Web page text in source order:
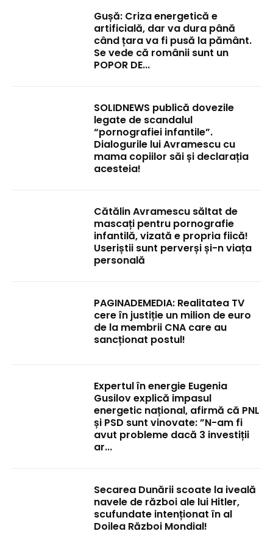
Gușă: Criza energetică e
artificială, dar va dura până
când țara va fi pusă la pământ.
Se vede că românii sunt un
POPOR DE...
SOLIDNEWS publică dovezile
legate de scandalul
“pornografiei infantile”.
Dialogurile lui Avramescu cu
mama copiilor săi și declarația
acesteia!
Cătălin Avramescu săltat de
mascați pentru pornografie
infantilă, vizată e propria fiică!
Useriștii sunt perverși și-n viața
personală
PAGINADEMEDIA: Realitatea TV
cere în justiție un milion de euro
de la membrii CNA care au
sancționat postul!
Expertul în energie Eugenia
Gusilov explică impasul
energetic național, afirmă că PNL
și PSD sunt vinovate: ”N-am fi
avut probleme dacă 3 investiții
ar...
Secarea Dunării scoate la iveală
navele de război ale lui Hitler,
scufundate intenționat în al
Doilea Război Mondial!